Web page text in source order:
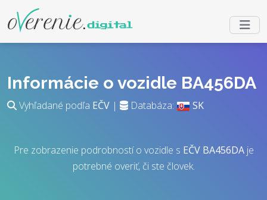
Informácie o vozidle BA456DA
Vyhľadané podľa EČV | Databáza: SK
Pre zobrazenie podrobností o vozidle s EČV BA456DAje
potrebné overiť, či ste človek.